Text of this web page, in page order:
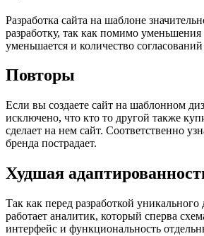
Разработка сайта на шаблоне
разработку, так как помимо уменьшения
уменьшается и количество
Повторы
Если вы создаете сайт на шаблонном
исключено, что кто то другой также
сделает на нем сайт. Соответственно
бренда пострадает.
Худшая
Так как перед разработкой уникального
работает аналитик, который сперва
интерфейс и функциональность